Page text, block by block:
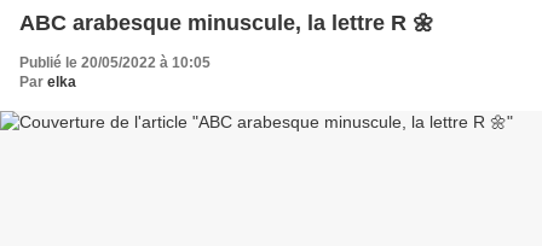
ABC arabesque minuscule, la lettre R 🌼
Publié le 20/05/2022 à 10:05
Par elka